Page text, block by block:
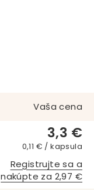
Vaša cena
Registrujte sa a
nakúpte za 2,97 €
3,3 €
0,11 € / kapsula